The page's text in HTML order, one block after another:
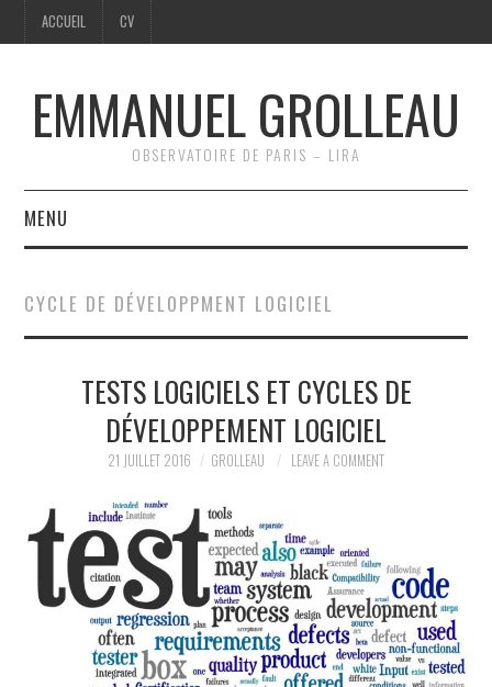
ACCUEIL CV
EMMANUEL GROLLEAU
OBSERVATOIRE DE PARIS – LIRA
MENU
CV
CYCLE DE DÉVELOPPMENT LOGICIEL
TESTS LOGICIELS ET CYCLES DE
DÉVELOPPEMENT LOGICIEL
21 JUILLET 2016 GROLLEAU LEAVE A COMMENT